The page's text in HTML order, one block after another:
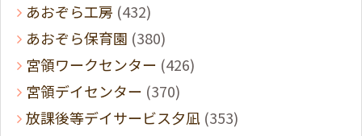
あおぞら工房 (432)
あおぞら保育園 (380)
宮領ワークセンター (426)
宮領デイセンター (370)
放課後等デイサービス夕凪 (353)